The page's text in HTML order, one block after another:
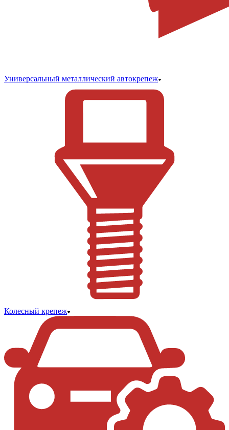
Универсальный металлический автокрепеж
Колесный крепеж